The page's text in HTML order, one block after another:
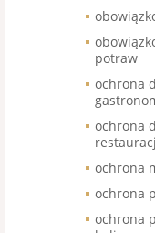
potraw
ochrona
ochrona
ochrona
ochrona
ochrona